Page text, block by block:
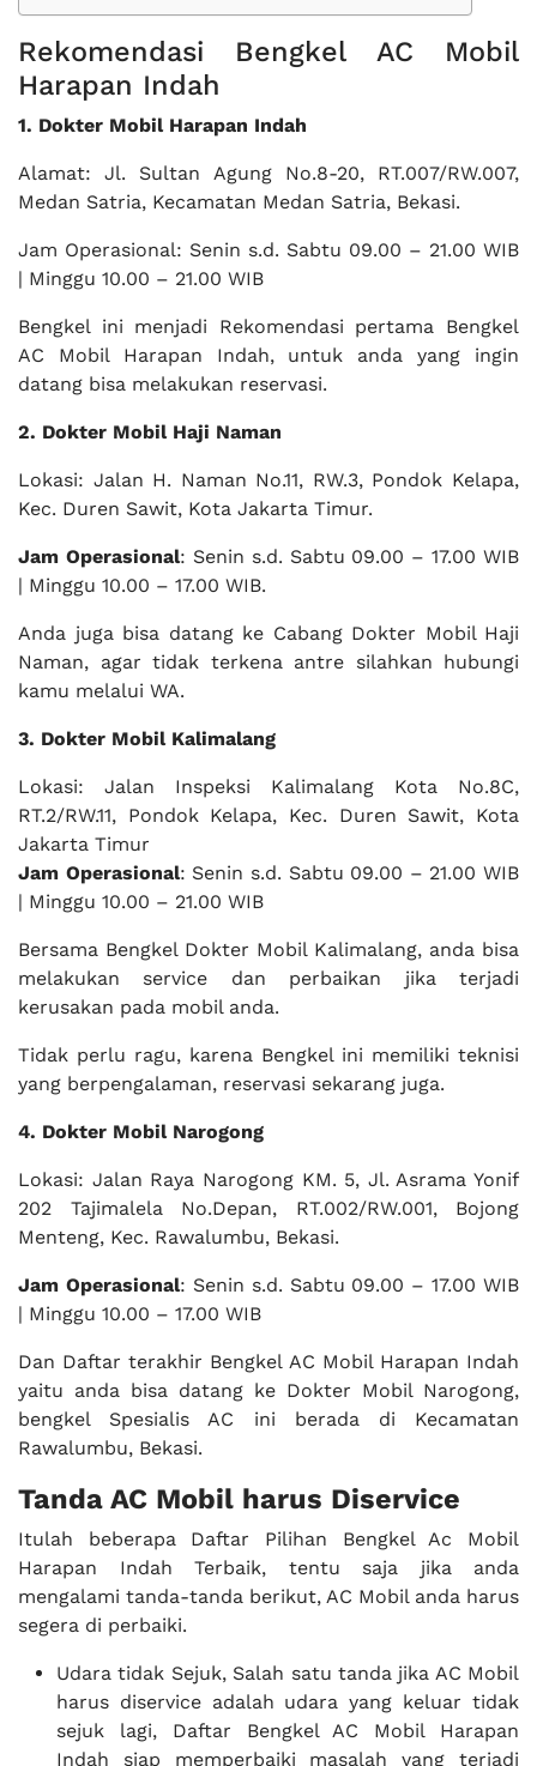
Rekomendasi Bengkel AC Mobil
Harapan Indah
1. Dokter Mobil Harapan Indah
Alamat: Jl. Sultan Agung No.8-20, RT.007/RW.007,
Medan Satria, Kecamatan Medan Satria, Bekasi.
Jam Operasional: Senin s.d. Sabtu 09.00 – 21.00 WIB
| Minggu 10.00 – 21.00 WIB
Bengkel ini menjadi Rekomendasi pertama Bengkel
AC Mobil Harapan Indah, untuk anda yang ingin
datang bisa melakukan reservasi.
2. Dokter Mobil Haji Naman
Lokasi: Jalan H. Naman No.11, RW.3, Pondok Kelapa,
Kec. Duren Sawit, Kota Jakarta Timur.
Jam Operasional: Senin s.d. Sabtu 09.00 – 17.00 WIB
| Minggu 10.00 – 17.00 WIB.
Anda juga bisa datang ke Cabang Dokter Mobil Haji
Naman, agar tidak terkena antre silahkan hubungi
kamu melalui WA.
3. Dokter Mobil Kalimalang
Lokasi: Jalan Inspeksi Kalimalang Kota No.8C,
RT.2/RW.11, Pondok Kelapa, Kec. Duren Sawit, Kota
Jakarta Timur
Jam Operasional: Senin s.d. Sabtu 09.00 – 21.00 WIB
| Minggu 10.00 – 21.00 WIB
Bersama Bengkel Dokter Mobil Kalimalang, anda bisa
melakukan service dan perbaikan jika terjadi
kerusakan pada mobil anda.
Tidak perlu ragu, karena Bengkel ini memiliki teknisi
yang berpengalaman, reservasi sekarang juga.
4. Dokter Mobil Narogong
Lokasi: Jalan Raya Narogong KM. 5, Jl. Asrama Yonif
202 Tajimalela No.Depan, RT.002/RW.001, Bojong
Menteng, Kec. Rawalumbu, Bekasi.
Jam Operasional: Senin s.d. Sabtu 09.00 – 17.00 WIB
| Minggu 10.00 – 17.00 WIB
Dan Daftar terakhir Bengkel AC Mobil Harapan Indah
yaitu anda bisa datang ke Dokter Mobil Narogong,
bengkel Spesialis AC ini berada di Kecamatan
Rawalumbu, Bekasi.
Tanda AC Mobil harus Diservice
Itulah beberapa Daftar Pilihan Bengkel Ac Mobil
Harapan Indah Terbaik, tentu saja jika anda
mengalami tanda-tanda berikut, AC Mobil anda harus
segera di perbaiki.
Udara tidak Sejuk, Salah satu tanda jika AC Mobil
harus diservice adalah udara yang keluar tidak
sejuk lagi, Daftar Bengkel AC Mobil Harapan
Indah siap memperbaiki masalah yang terjadi